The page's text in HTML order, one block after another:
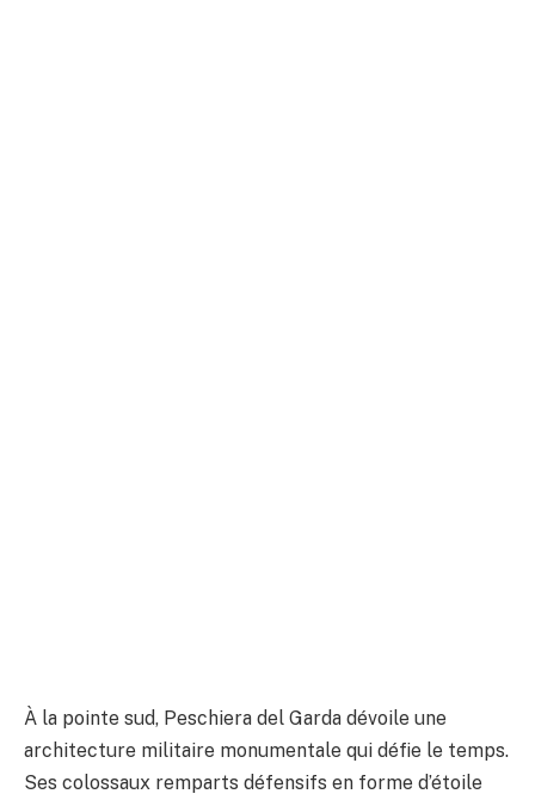
À la pointe sud, Peschiera del Garda dévoile une
architecture militaire monumentale qui défie le temps.
Ses colossaux remparts défensifs en forme d’étoile